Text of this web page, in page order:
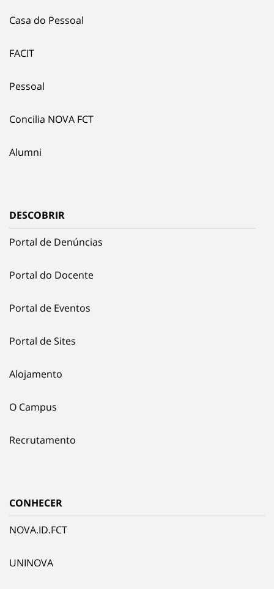
Casa do Pessoal
FACIT
Pessoal
Concilia NOVA FCT
Alumni
DESCOBRIR
Portal de Denúncias
Portal do Docente
Portal de Eventos
Portal de Sites
Alojamento
O Campus
Recrutamento
CONHECER
NOVA.ID.FCT
UNINOVA